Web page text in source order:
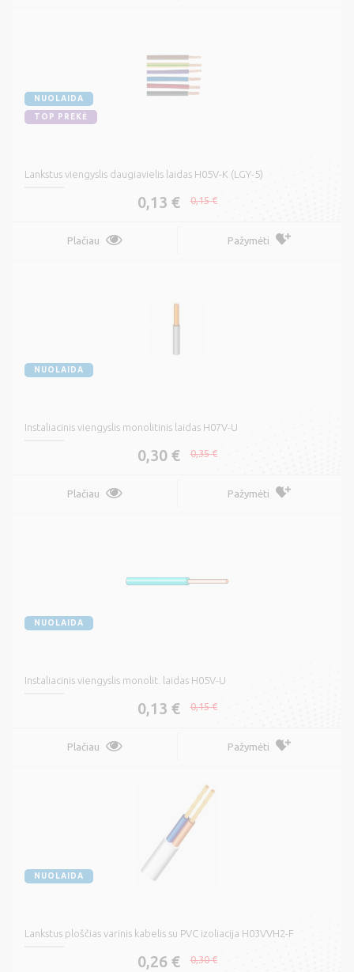
NUOLAIDA
TOP PREKĖ
Lankstus viengyslis daugiavielis laidas H05V-K (LGY-5)
0,13 € 0,15 €
Plačiau Pažymėti
NUOLAIDA
Instaliacinis viengyslis monolitinis laidas H07V-U
0,30 € 0,35 €
Plačiau Pažymėti
NUOLAIDA
Instaliacinis viengyslis monolit. laidas H05V-U
0,13 € 0,15 €
Plačiau Pažymėti
NUOLAIDA
Lankstus ploščias varinis kabelis su PVC izoliacija H03VVH2-F
0,26 € 0,30 €